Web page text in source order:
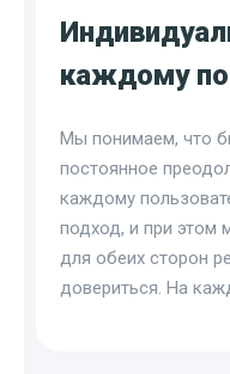
каждому
Мы понимаем, что
постоянное
каждому
подход, и при этом
для обеих сторон
довериться. На